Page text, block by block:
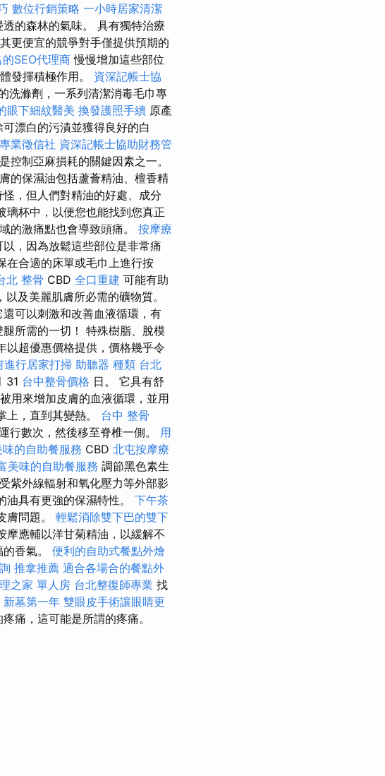
數位行銷策略 一小時居家清潔
的森林的氣味。 具有獨特治療
更便宜的競爭對手僅提供預期的
SEO代理商 慢慢增加這些部位
發揮積極作用。 資深記帳士協
洗滌劑，一系列清潔消毒毛巾專
眼下細紋醫美 換發護照手續 原產
漂白的污漬並獲得良好的白
業徵信社 資深記帳士協助財務管
控制亞麻損耗的關鍵因素之一。
的保濕油包括蘆薈精油、檀香精
，但人們對精油的好處、成分
璃杯中，以便您也能找到您真正
的激痛點也會導致頭痛。 按摩療
，因為放鬆這些部位是非常痛
在合適的床單或毛巾上進行按
北 整骨 CBD 全口重建 可能有助
及美麗肌膚所必需的礦物質。
可以刺激和改善血液循環，有
所需的一切！ 特殊樹脂、脫模
以超優惠價格提供，價格幾乎令
進行居家打掃 助聽器 種類 台北
31 台中整骨價格 日。 它具有舒
用來增加皮膚的血液循環，並用
上，直到其變熱。 台中 整骨
行數次，然後移至脊椎一側。 用
味的自助餐服務 CBD 北屯按摩療
美味的自助餐服務 調節黑色素生
紫外線輻射和氧化壓力等外部影
具有更強的保濕特性。 下午茶
膚問題。 輕鬆消除雙下巴的雙下
摩應輔以洋甘菊精油，以緩解不
香氣。 便利的自助式餐點外燴
推拿推薦 適合各場合的餐點外
之家 單人房 台北整復師專業 找
新墓第一年 雙眼皮手術讓眼睛更
痛，這可能是所謂的疼痛。